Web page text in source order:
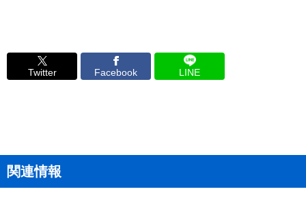
Twitter Facebook LINE
関連情報